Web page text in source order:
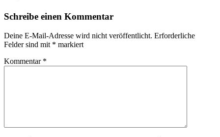
Schreibe einen Kommentar
Deine E-Mail-Adresse wird nicht veröffentlicht. Erforderliche
Felder sind mit * markiert
Kommentar *